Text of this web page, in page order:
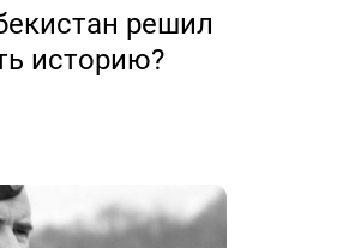
решил
историю?